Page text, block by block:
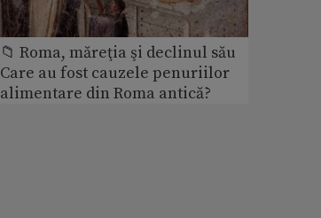
📁 Roma, măreţia şi declinul său
Care au fost cauzele penuriilor
alimentare din Roma antică?